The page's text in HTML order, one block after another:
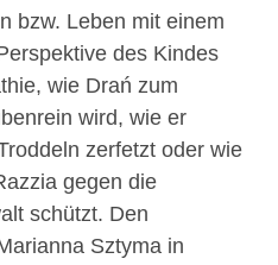
bzw. Leben mit einem
des Kindes
wie Drań zum
wird, wie er
zerfetzt oder wie
gegen die
schützt. Den
Sztyma in